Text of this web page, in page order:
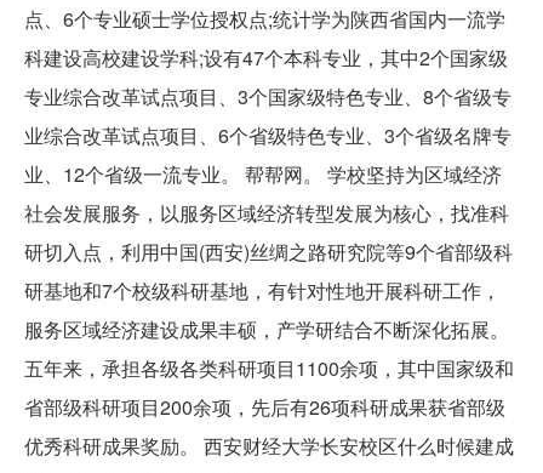
点、6个专业硕士学位授权点;统计学为陕西省国内一流学
科建设高校建设学科;设有47个本科专业，其中2个国家级
专业综合改革试点项目、3个国家级特色专业、8个省级专
业综合改革试点项目、6个省级特色专业、3个省级名牌专
业、12个省级一流专业。 帮帮网。 学校坚持为区域经济
社会发展服务，以服务区域经济转型发展为核心，找准科
研切入点，利用中国(西安)丝绸之路研究院等9个省部级科
研基地和7个校级科研基地，有针对性地开展科研工作，
服务区域经济建设成果丰硕，产学研结合不断深化拓展。
五年来，承担各级各类科研项目1100余项，其中国家级和
省部级科研项目200余项，先后有26项科研成果获省部级
优秀科研成果奖励。 西安财经大学长安校区什么时候建成